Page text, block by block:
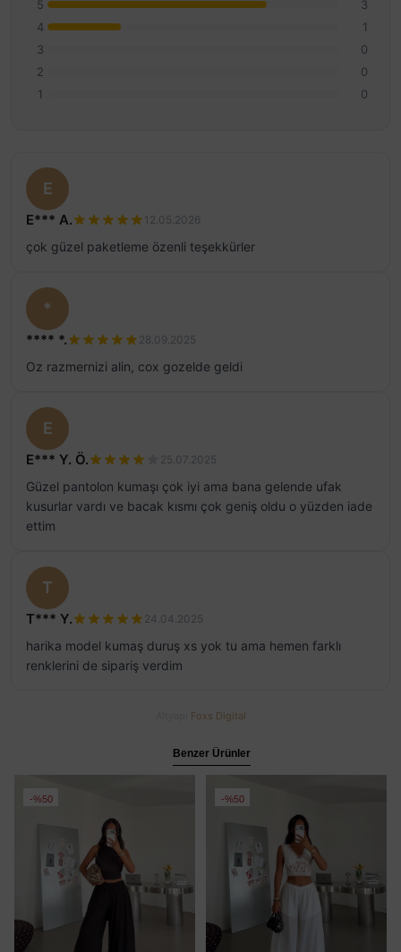
5
3
4
1
3
0
2
0
1
0
E
E*** A. 12.05.2026
çok güzel paketleme özenli teşekkürler
*
**** *. 28.09.2025
Oz razmernizi alin, cox gozelde geldi
E
E*** Y. Ö. 25.07.2025
Güzel pantolon kumaşı çok iyi ama bana gelende ufak
kusurlar vardı ve bacak kısmı çok geniş oldu o yüzden iade
ettim
T
T*** Y. 24.04.2025
harika model kumaş duruş xs yok tu ama hemen farklı
renklerini de sipariş verdim
Foxs Digital
Benzer Ürünler
%50 %50